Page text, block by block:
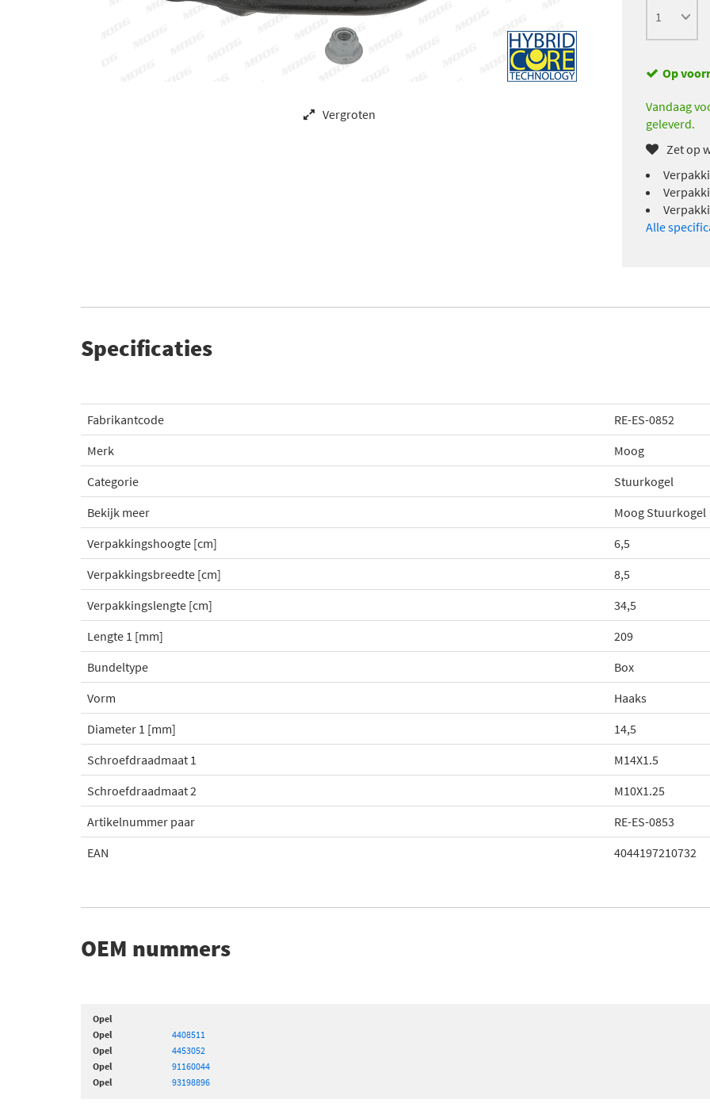
Vergroten
Op
Vandaag
geleverd.
Zet op
Alle
Specificaties
Fabrikantcode
RE-ES-0852
Merk
Moog
Categorie
Stuurkogel
Bekijk meer
Moog Stuurkogel
Verpakkingshoogte [cm]
6,5
Verpakkingsbreedte [cm]
8,5
Verpakkingslengte [cm]
34,5
Lengte 1 [mm]
209
Bundeltype
Box
Vorm
Haaks
Diameter 1 [mm]
14,5
Schroefdraadmaat 1
M14X1.5
Schroefdraadmaat 2
M10X1.25
Artikelnummer paar
RE-ES-0853
EAN
4044197210732
OEM nummers
Opel
Opel
4408511
Opel
4453052
Opel
91160044
Opel
93198896